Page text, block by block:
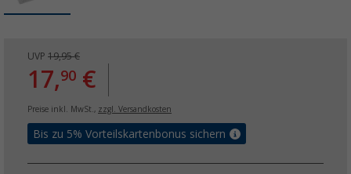
UVP 19,95 €
17,90 €
Preise inkl. MwSt., zzgl. Versandkosten
Bis zu 5% Vorteilskartenbonus sichern